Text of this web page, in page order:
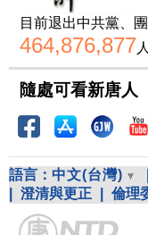
目前退出中共黨、
464,876,877人
隨處可看新唐人
語言： 中文(台灣)
澄清與更正 倫理